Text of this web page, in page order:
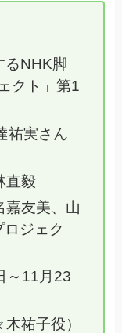
るNHK脚
クト」第1
祐実さん
直毅
嘉友美、山
ジェク
～11月23
祐子役）